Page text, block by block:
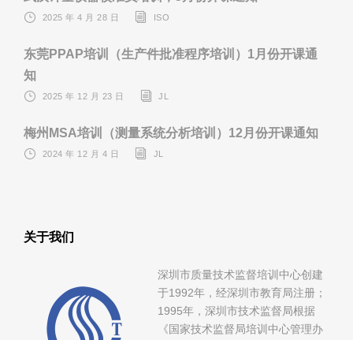
2025 年 4 月 28 日 ISO
东莞PPAP培训（生产件批准程序培训）1月份开课通
知
2025 年 12 月 23 日 JL
梅州MSA培训（测量系统分析培训）12月份开课通知
2024 年 12 月 4 日 JL
关于我们
深圳市质量技术监督培训中心创建
于1992年，经深圳市教育局注册；
1995年，深圳市技术监督局根据
《国家技术监督局培训中心管理办